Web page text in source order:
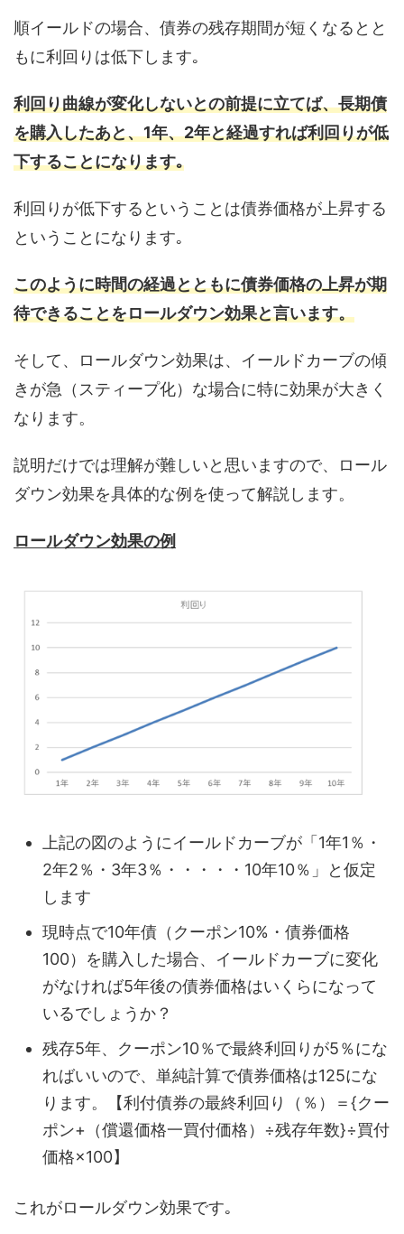
順イールドの場合、債券の残存期間が短くなるとと
もに利回りは低下します｡
利回り曲線が変化しないとの前提に立てば、長期債
を購入したあと、1年、2年と経過すれば利回りが低
下することになります｡
利回りが低下するということは債券価格が上昇する
ということになります｡
このように時間の経過とともに債券価格の上昇が期
待できることをロールダウン効果と言います。
そして、ロールダウン効果は、イールドカーブの傾
きが急（スティープ化）な場合に特に効果が大きく
なります。
説明だけでは理解が難しいと思いますので、ロール
ダウン効果を具体的な例を使って解説します。
ロールダウン効果の例
上記の図のようにイールドカーブが「1年1％・
2年2％・3年3％・・・・・10年10％」と仮定
します
現時点で10年債（クーポン10%・債券価格
100）を購入した場合、イールドカーブに変化
がなければ5年後の債券価格はいくらになって
いるでしょうか？
残存5年、クーポン10％で最終利回りが5％にな
ればいいので、単純計算で債券価格は125にな
ります。【利付債券の最終利回り（％）＝{クー
ポン+（償還価格一買付価格）÷残存年数}÷買付
価格×100】
これがロールダウン効果です｡